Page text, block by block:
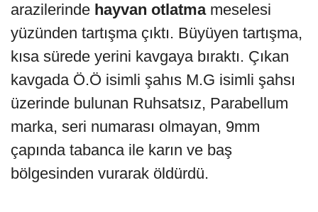
arazilerinde hayvan otlatmameselesi
yüzünden tartışma çıktı. Büyüyen tartışma,
kısa sürede yerini kavgaya bıraktı. Çıkan
kavgada Ö.Ö isimli şahıs M.G isimli şahsı
üzerinde bulunan Ruhsatsız, Parabellum
marka, seri numarası olmayan, 9mm
çapında tabanca ile karın ve baş
bölgesinden vurarak öldürdü.